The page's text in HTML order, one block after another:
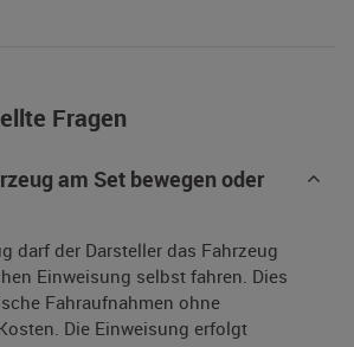
Fragen
am Set bewegen oder
darf der Darsteller das Fahrzeug
Einweisung selbst fahren. Dies
Fahraufnahmen ohne
Die Einweisung erfolgt